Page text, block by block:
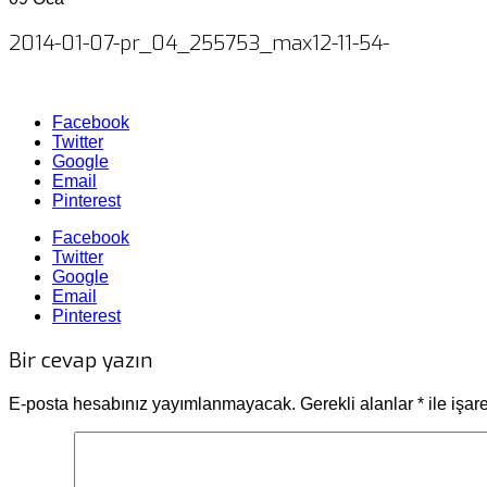
2014-01-07-pr_04_255753_max12-11-54-
Facebook
Twitter
Google
Email
Pinterest
Facebook
Twitter
Google
Email
Pinterest
Bir cevap yazın
E-posta hesabınız yayımlanmayacak. Gerekli alanlar * ile